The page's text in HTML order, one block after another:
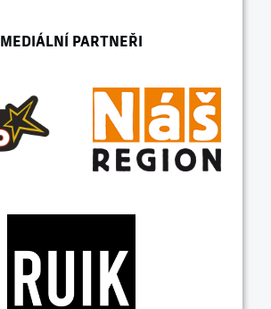
MEDIÁLNÍ PARTNEŘI